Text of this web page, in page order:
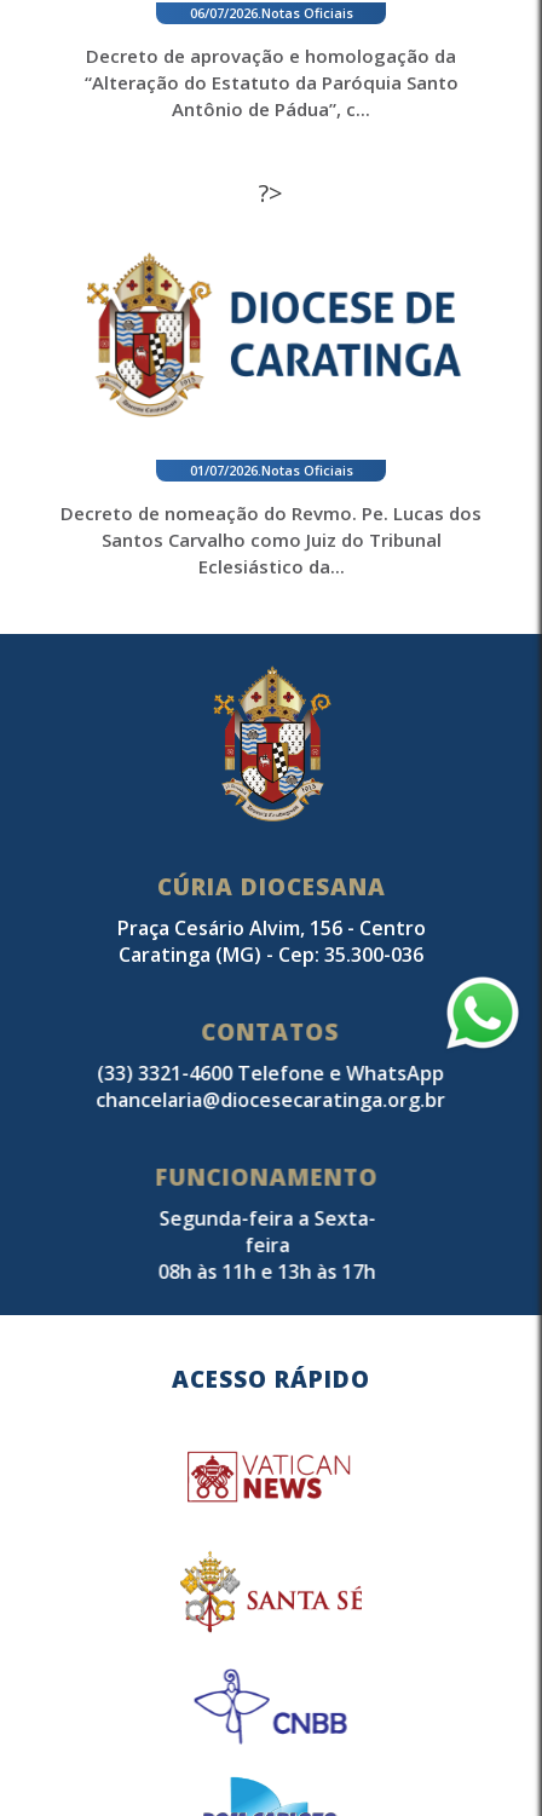
06/07/2026. Notas Oficiais
Decreto de aprovação e homologação da
“Alteração do Estatuto da Paróquia Santo
Antônio de Pádua”, c...
?>
01/07/2026. Notas Oficiais
Decreto de nomeação do Revmo. Pe. Lucas dos
Santos Carvalho como Juiz do Tribunal
Eclesiástico da...
CÚRIA DIOCESANA
Praça Cesário Alvim, 156 - Centro
Caratinga (MG) - Cep: 35.300-036
CONTATOS
(33) 3321-4600 Telefone e WhatsApp
chancelaria@diocesecaratinga.org.br
FUNCIONAMENTO
Segunda-feira a Sexta-
feira
08h às 11h e 13h às 17h
ACESSO RÁPIDO